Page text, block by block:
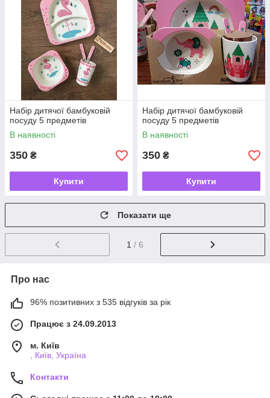
Набір дитячої бамбуковій
посуду 5 предметів
В наявності
350 ₴
Купити
Набір дитячої бамбуковій
посуду 5 предметів
В наявності
350 ₴
Купити
Показати ще
1 / 6
Про нас
96% позитивних з 535 відгуків за рік
Працює з 24.09.2013
м. Київ
, Київ, Україна
Контакти